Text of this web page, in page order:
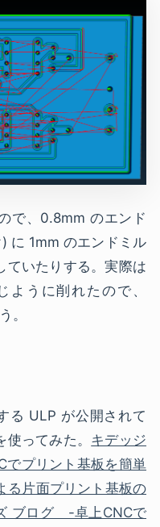
で、0.8mm のエンド
に 1mm のエンドミル
ていたりする。実際は
ように削れたので、
。
る ULP が公開されて
ってみた。 キデッジ
プリント基板を簡単
る片面プリント基板の
ブログ -卓上CNCで